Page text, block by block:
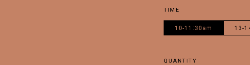
TIME
10-11:30am 13-
QUANTITY